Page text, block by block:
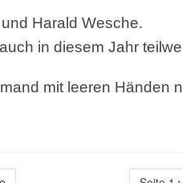
Harald Wesche.
in diesem Jahr
mit leeren Händen